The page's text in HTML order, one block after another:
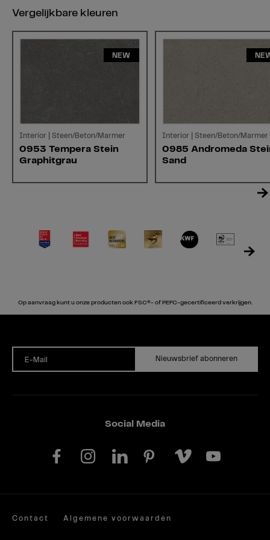
Vergelijkbare kleuren
NEW
Interior | Steen/Beton/Marmer
0953 Tempera Stein
Graphitgrau
Interior | Steen/Beton/Marmer
0985 Andromeda
Sand
Op aanvraag kunt u onze producten ook FSC®- of PEFC-gecertificeerd verkrijgen.
E-Mail Nieuwsbrief abonneren
Social Media
Contact Algemene voorwaarden